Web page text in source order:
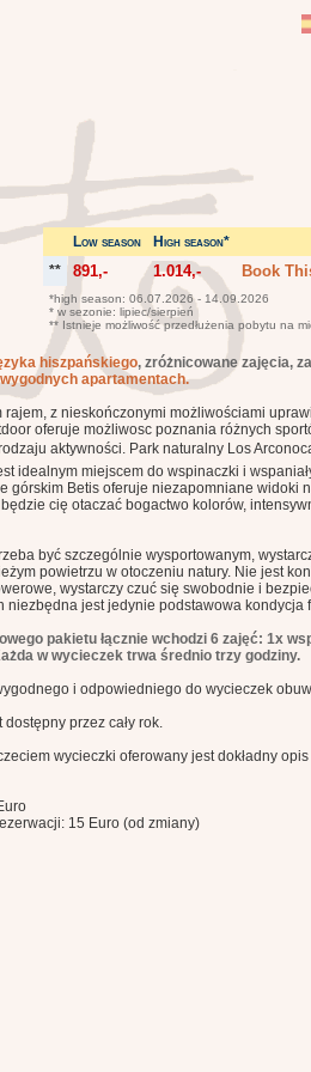
Low season
High season*
**
891,- 1.014,- Book
*high season: 06.07.2026 - 14.09.2026
* w sezonie: lipiec/sierpień
** Istnieje możliwość przedłużenia pobytu na
hiszpańskiego, zróżnicowane zajęcia,
apartamentach.
rajem, z nieskończonymi możliwościami
oferuje możliwosc poznania różnych
aktywności. Park naturalny Los
idealnym miejscem do wspinaczki i
górskim Betis oferuje niezapomniane widoki
cię otaczać bogactwo kolorów,
być szczególnie wysportowanym,
powietrzu w otoczeniu natury. Nie jest
wystarczy czuć się swobodnie i
niezbędna jest jedynie podstawowa kondycja
pakietu łącznie wchodzi 6 zajęć: 1x
w wycieczek trwa średnio trzy godziny.
i odpowiedniego do wycieczek
dostępny przez cały rok.
wycieczki oferowany jest dokładny opis
15 Euro (od zmiany)